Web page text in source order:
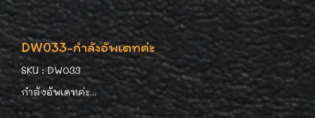
DW033-กำลังอัพเดทค่ะ
SKU : DW033
กำลังอัพเดทค่ะ...